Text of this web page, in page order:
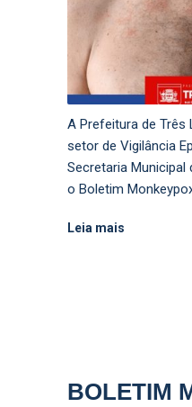
A Prefeitura de Três
setor de Vigilância
Secretaria Municipal
o Boletim
Leia mais
BOLETIM